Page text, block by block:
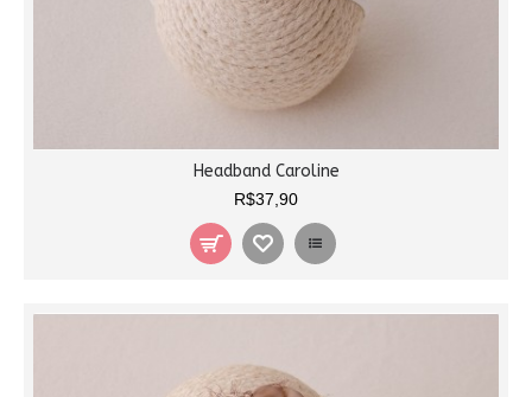
Headband Caroline
R$37,90